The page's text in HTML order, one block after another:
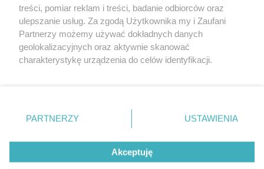
© 2026 Grupa ZPR Media
treści, pomiar reklam i treści, badanie odbiorców oraz
ulepszanie usług. Za zgodą Użytkownika my i Zaufani
Partnerzy możemy używać dokładnych danych
geolokalizacyjnych oraz aktywnie skanować
charakterystykę urządzenia do celów identyfikacji.
zmienić/wycofać klikając przycisk ustawień prywatności
znajdujący się w lewym dolnym rogu strony
rodzaje przetwarzania danych nie wymagają zgody
użytkownika, ale masz prawo sprzeciwić się takiemu
przetwarzaniu. Preferencje będą miały zastosowanie tylko
PARTNERZY USTAWIENIA
Akceptuję